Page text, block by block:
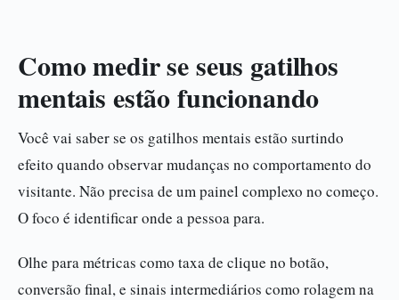
Como medir se seus gatilhos
mentais estão funcionando
Você vai saber se os gatilhos mentais estão surtindo
efeito quando observar mudanças no comportamento do
visitante. Não precisa de um painel complexo no começo.
O foco é identificar onde a pessoa para.
Olhe para métricas como taxa de clique no botão,
conversão final, e sinais intermediários como rolagem na